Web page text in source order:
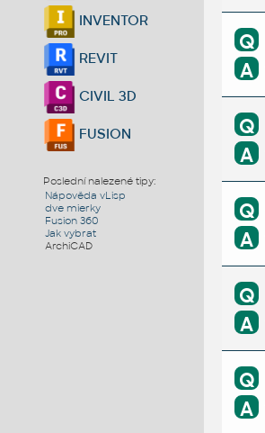
INVENTOR
REVIT
CIVIL 3D
FUSION
Poslední nalezené tipy:
Nápověda vLisp
dve mierky
Fusion 360
Jak vybrat
ArchiCAD
Q
A
Q
A
Q
A
Q
A
Q
A